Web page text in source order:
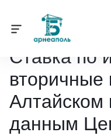
Барнеаполь /
Ставка по
вторичные
Алтайском
данным